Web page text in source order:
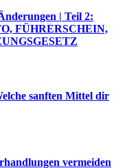
| Teil 2:
FÜHRERSCHEIN,
sanften Mittel dir
vermeiden